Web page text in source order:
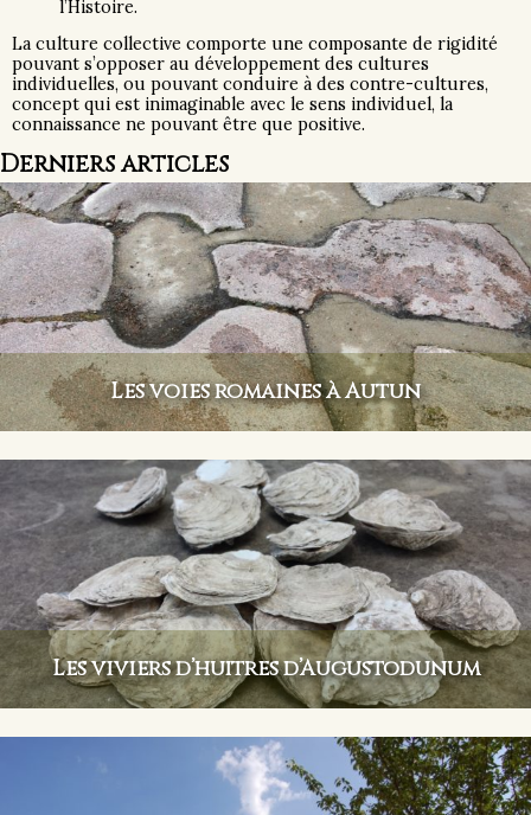
l’Histoire.
La culture collective comporte une composante de rigidité
pouvant s’opposer au développement des cultures
individuelles, ou pouvant conduire à des contre-cultures,
concept qui est inimaginable avec le sens individuel, la
connaissance ne pouvant être que positive.
Derniers articles
Les voies romaines à Autun
Les viviers d’huîtres d’Augustodunum